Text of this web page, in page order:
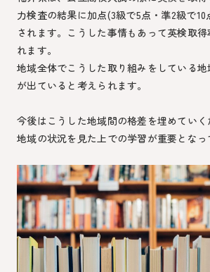
力検査の結果に加点(3級で5点・準2級で10
されます。こうした事情もあって英検取
れます。
地域全体でこうした取り組みをしている
が出ていると考えられます。
今後はこうした地域間の格差を埋めてい
地域の状況を見た上での学習が重要となっ